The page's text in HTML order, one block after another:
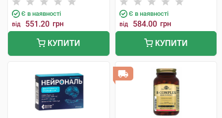
Є в наявності
від 551.20 грн
КУПИТИ
Є в наявності
від 584.00 грн
КУПИТИ